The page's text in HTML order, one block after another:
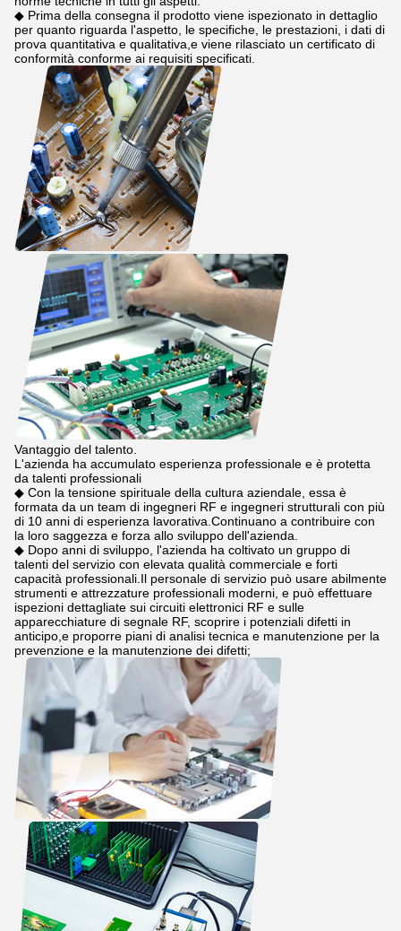
◆ Prima della consegna il prodotto viene ispezionato in dettaglio
per quanto riguarda l'aspetto, le specifiche, le prestazioni, i dati di
prova quantitativa e qualitativa,e viene rilasciato un certificato di
conformità conforme ai requisiti specificati.
Vantaggio del talento.
L'azienda ha accumulato esperienza professionale e è protetta
da talenti professionali
◆ Con la tensione spirituale della cultura aziendale, essa è
formata da un team di ingegneri RF e ingegneri strutturali con più
di 10 anni di esperienza lavorativa.Continuano a contribuire con
la loro saggezza e forza allo sviluppo dell'azienda.
◆ Dopo anni di sviluppo, l'azienda ha coltivato un gruppo di
talenti del servizio con elevata qualità commerciale e forti
capacità professionali.Il personale di servizio può usare abilmente
strumenti e attrezzature professionali moderni, e può effettuare
ispezioni dettagliate sui circuiti elettronici RF e sulle
apparecchiature di segnale RF, scoprire i potenziali difetti in
anticipo,e proporre piani di analisi tecnica e manutenzione per la
prevenzione e la manutenzione dei difetti;